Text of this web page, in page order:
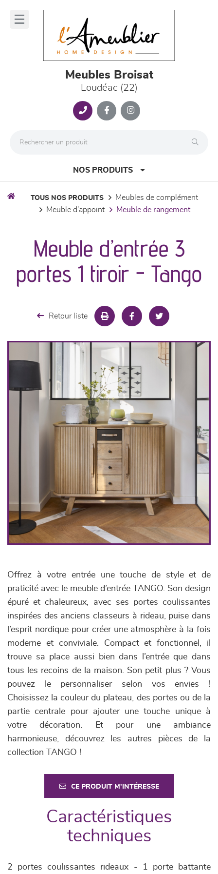
Meubles Broisat
Loudéac (22)
NOS PRODUITS
séjours
meubles de complément
TOUS NOS PRODUITS
meubles de complément
meuble d'appoint
meuble de rangement
Meuble d’entrée 3
portes 1 tiroir - Tango
Retour liste
Offrez à votre entrée une touche de style et de
praticité avec le meuble d’entrée TANGO. Son design
épuré et chaleureux, avec ses portes coulissantes
inspirées des anciens classeurs à rideau, puise dans
l’esprit nordique pour créer une atmosphère à la fois
moderne et conviviale. Compact et fonctionnel, il
trouve sa place aussi bien dans l’entrée que dans
tous les recoins de la maison. Son petit plus ? Vous
pouvez le personnaliser selon vos envies !
Choisissez la couleur du plateau, des portes ou de la
partie centrale pour ajouter une touche unique à
votre décoration. Et pour une ambiance
harmonieuse, découvrez les autres pièces de la
collection TANGO !
CE PRODUIT M'INTÉRESSE
Caractéristiques
techniques
2 portes coulissantes rideaux - 1 porte battante